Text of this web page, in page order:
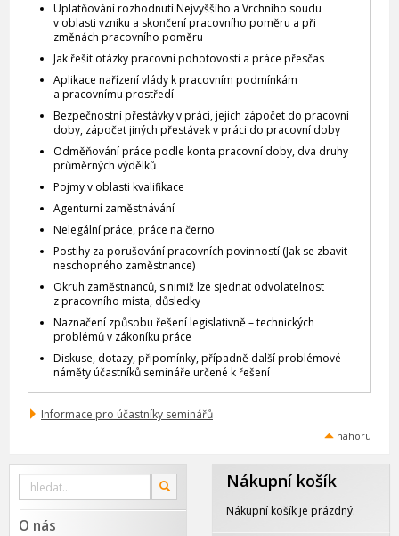
Uplatňování rozhodnutí Nejvyššího a Vrchního soudu
v oblasti vzniku a skončení pracovního poměru a při
změnách pracovního poměru
Jak řešit otázky pracovní pohotovosti a práce přesčas
Aplikace nařízení vlády k pracovním podmínkám
a pracovnímu prostředí
Bezpečnostní přestávky v práci, jejich zápočet do pracovní
doby, zápočet jiných přestávek v práci do pracovní doby
Odměňování práce podle konta pracovní doby, dva druhy
průměrných výdělků
Pojmy v oblasti kvalifikace
Agenturní zaměstnávání
Nelegální práce, práce na černo
Postihy za porušování pracovních povinností (Jak se zbavit
neschopného zaměstnance)
Okruh zaměstnanců, s nimiž lze sjednat odvolatelnost
z pracovního místa, důsledky
Naznačení způsobu řešení legislativně – technických
problémů v zákoníku práce
Diskuse, dotazy, připomínky, případně další problémové
náměty účastníků semináře určené k řešení
Informace pro účastníky seminářů
nahoru
Vyhledat
webu
OK
O nás
Nákupní košík
Nákupní košík je prázdný.